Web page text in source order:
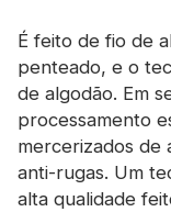
É feito de fio de
penteado, e o
de algodão. Em
processamento
mercerizados de
anti-rugas. Um
alta qualidade